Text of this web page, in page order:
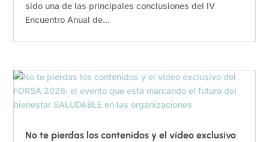
sido una de las principales conclusiones del IV
Encuentro Anual de...
No te pierdas los contenidos y el vídeo exclusivo